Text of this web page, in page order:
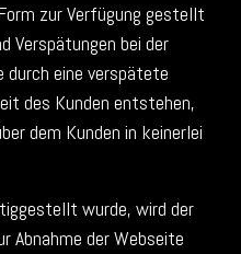
zur Verfügung gestellt
Verspätungen bei der
durch eine verspätete
des Kunden entstehen,
dem Kunden in keinerlei
wurde, wird der
Abnahme der Webseite